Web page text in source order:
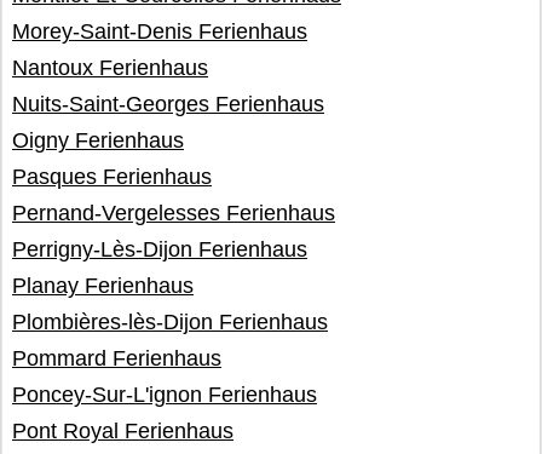
Morey-Saint-Denis Ferienhaus
Nantoux Ferienhaus
Nuits-Saint-Georges Ferienhaus
Oigny Ferienhaus
Pasques Ferienhaus
Pernand-Vergelesses Ferienhaus
Perrigny-Lès-Dijon Ferienhaus
Planay Ferienhaus
Plombières-lès-Dijon Ferienhaus
Pommard Ferienhaus
Poncey-Sur-L'ignon Ferienhaus
Pont Royal Ferienhaus